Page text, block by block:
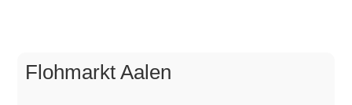
Flohmarkt Aalen